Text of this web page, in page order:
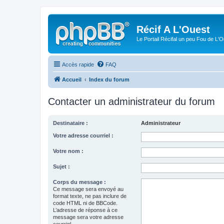
Récif A L'Ouest
Le Portail Récifal un peu Fou de
Accès rapide FAQ
Accueil Index du forum
Contacter un administrateur du forum
Destinataire : Administrateur
Votre adresse courriel :
Votre nom :
Sujet :
Corps du message :
Ce message sera envoyé au
format texte, ne pas inclure de
code HTML ni de BBCode.
L’adresse de réponse à ce
message sera votre adresse